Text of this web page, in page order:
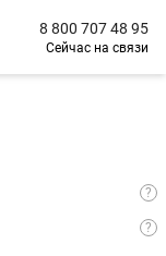
8 800 707 48 95
Сейчас на связи
?
?